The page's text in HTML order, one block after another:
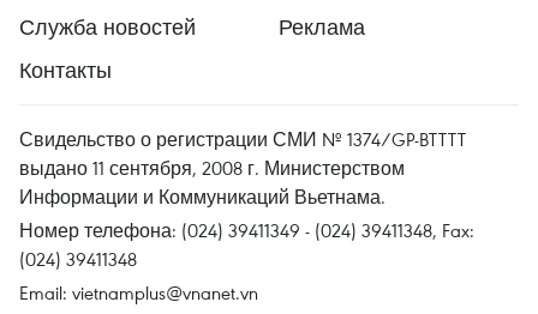
Служба новостей
Реклама
Контакты
Свидельство о регистрации СМИ № 1374/GP-BTTTT
выдано 11 сентября, 2008 г. Министерством
Информации и Коммуникаций Вьетнама.
Номер телефона: (024) 39411349 - (024) 39411348, Fax:
(024) 39411348
Email: vietnamplus@vnanet.vn